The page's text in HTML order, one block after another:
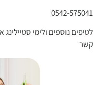
0542-575041
לטיפים נוספים ולימי
קשר